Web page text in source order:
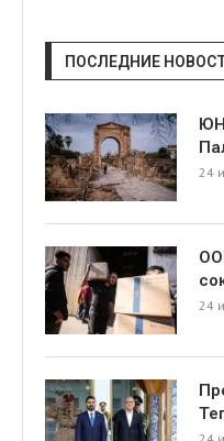
ПОСЛЕДНИЕ
24
24